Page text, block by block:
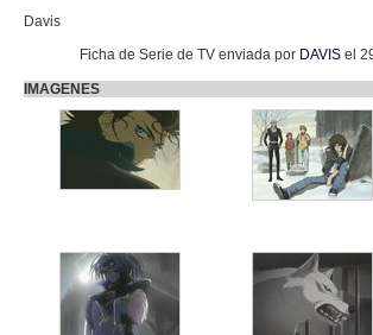
Davis
Ficha de Serie de TV enviada por DAVIS el
IMAGENES